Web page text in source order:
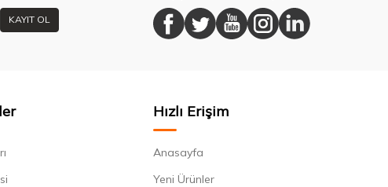
KAYIT OL
Hızlı Erişim
Anasayfa
Yeni Ürünler